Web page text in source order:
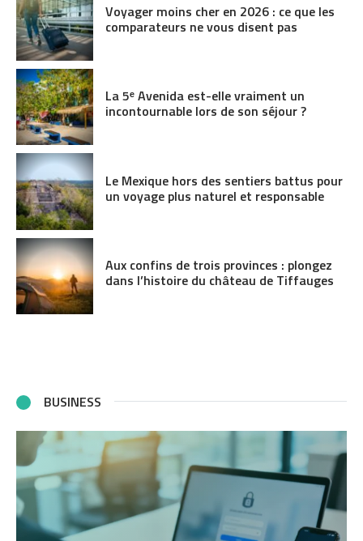
Voyager moins cher en 2026 : ce que les
comparateurs ne vous disent pas
La 5ᵉ Avenida est-elle vraiment un
incontournable lors de son séjour ?
Le Mexique hors des sentiers battus pour
un voyage plus naturel et responsable
Aux confins de trois provinces : plongez
dans l’histoire du château de Tiffauges
BUSINESS